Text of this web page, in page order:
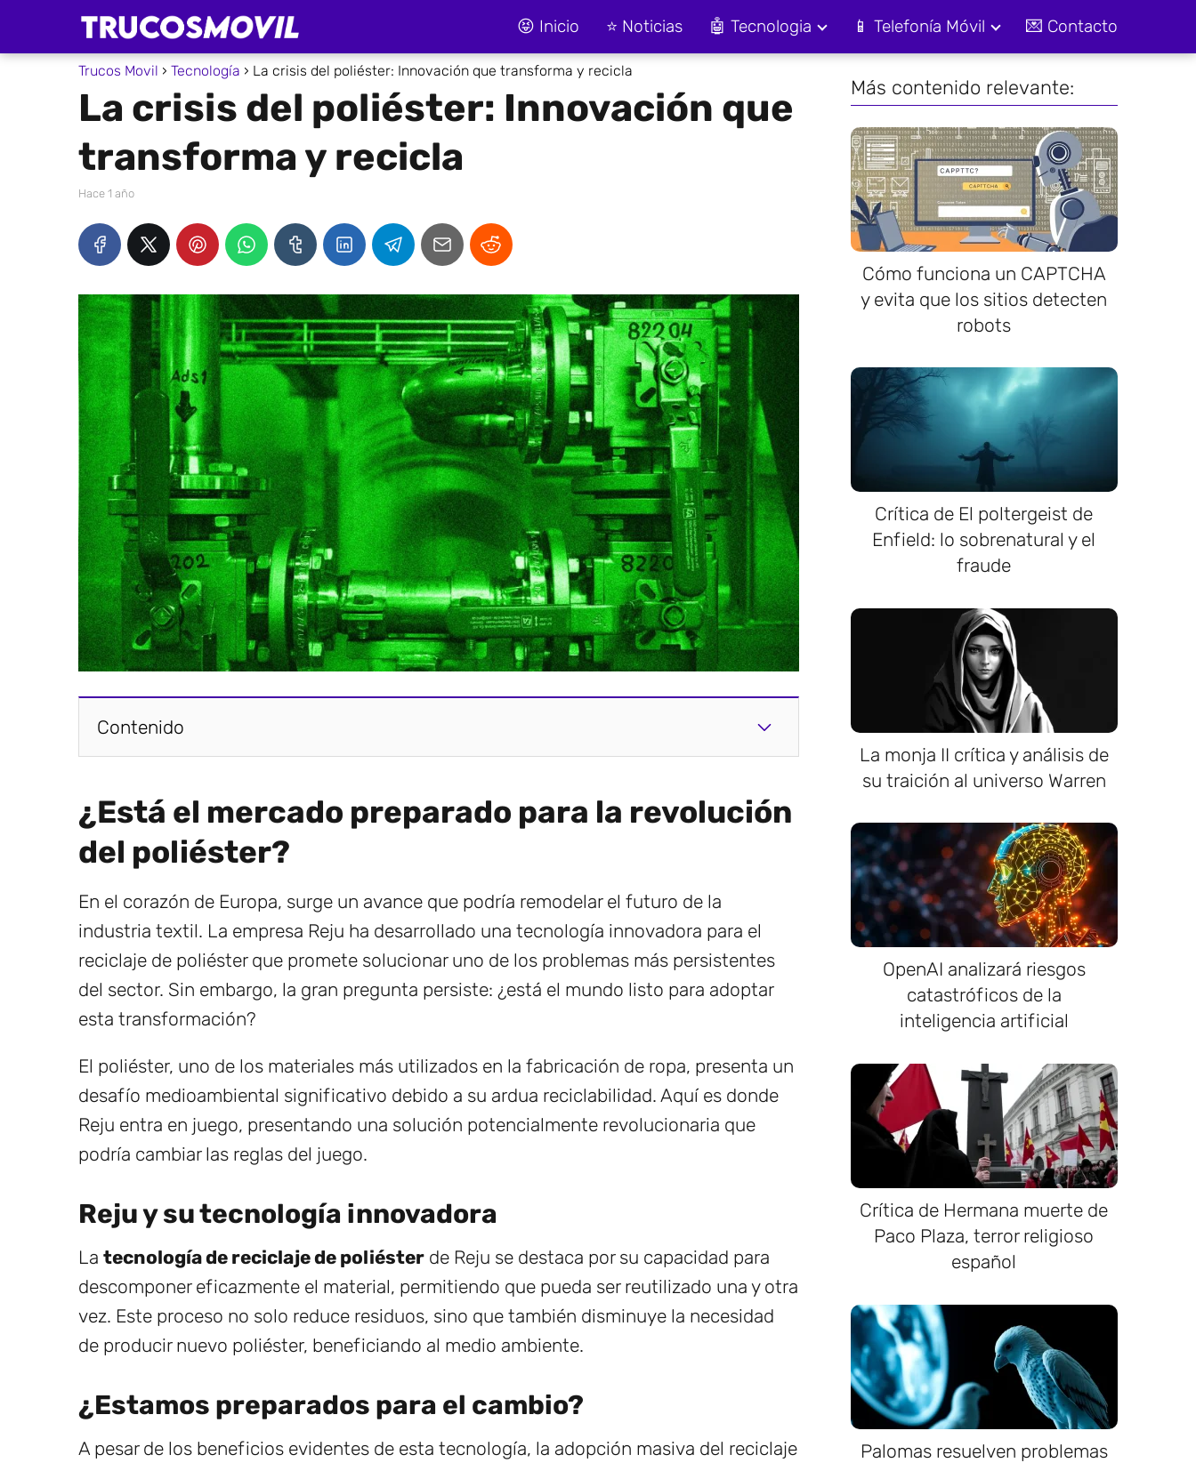
😝 Inicio ⭐ Noticias 🤖 Tecnologia 📱 Telefonía Móvil 💌 Contacto
Trucos Movil Tecnología La crisis del poliéster: Innovación que transforma y recicla
La crisis del poliéster: Innovación que
transforma y recicla
hace 1 año
Contenido
¿Está el mercado preparado para la revolución
del poliéster?
En el corazón de Europa, surge un avance que podría remodelar el futuro de la
industria textil. La empresa Reju ha desarrollado una tecnología innovadora para el
reciclaje de poliéster que promete solucionar uno de los problemas más persistentes
del sector. Sin embargo, la gran pregunta persiste: ¿está el mundo listo para adoptar
esta transformación?
El poliéster, uno de los materiales más utilizados en la fabricación de ropa, presenta un
desafío medioambiental significativo debido a su ardua reciclabilidad. Aquí es donde
Reju entra en juego, presentando una solución potencialmente revolucionaria que
podría cambiar las reglas del juego.
Reju y su tecnología innovadora
La tecnología de reciclaje de poliéster de Reju se destaca por su capacidad para
descomponer eficazmente el material, permitiendo que pueda ser reutilizado una y otra
vez. Este proceso no solo reduce residuos, sino que también disminuye la necesidad
de producir nuevo poliéster, beneficiando al medio ambiente.
¿Estamos preparados para el cambio?
A pesar de los beneficios evidentes de esta tecnología, la adopción masiva del reciclaje
Más contenido relevante:
Cómo funciona un CAPTCHA
y evita que los sitios detecten
robots
Crítica de El poltergeist de
Enfield: lo sobrenatural y el
fraude
La monja II crítica y análisis de
su traición al universo Warren
OpenAI analizará riesgos
catastróficos de la
inteligencia artificial
Crítica de Hermana muerte de
Paco Plaza, terror religioso
español
Palomas resuelven problemas